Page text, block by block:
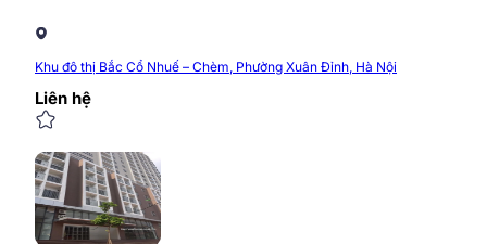
Khu đô thị Bắc Cổ Nhuế – Chèm, Phường Xuân Đỉnh, Hà Nội
Liên hệ